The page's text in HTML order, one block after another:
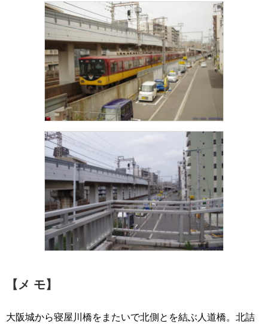
【メ モ】
大阪城から寝屋川橋をまたいで北側とを結ぶ人道橋。北詰